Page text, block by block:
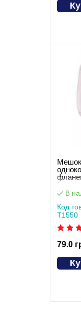
T1550
В
Код
T1550
79.0